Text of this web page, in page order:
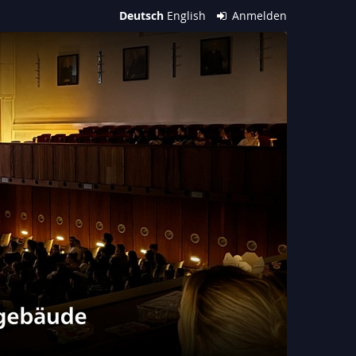
Deutsch English Anmelden